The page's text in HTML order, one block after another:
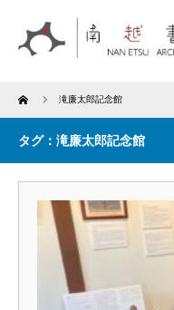
Home 滝廉太郎記念館
タグ：滝廉太郎記念館